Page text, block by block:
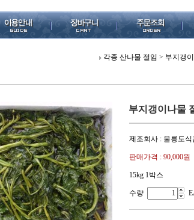
각종 산나물 절임 > 부지갱
부지갱이나물
제조회사 : 울릉도식
판매가격 : 90,000원
15kg 1박스
수량